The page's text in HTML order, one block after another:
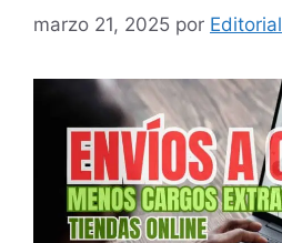
marzo 21, 2025 por Editorial